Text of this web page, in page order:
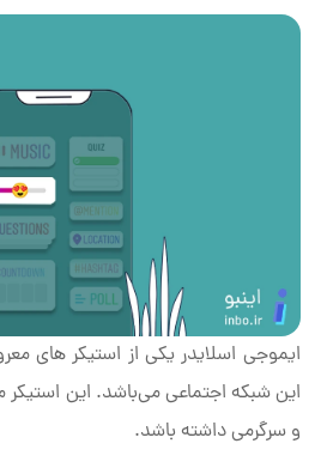
ایموجی اسلایدر یکی از استیکر های
این شبکه اجتماعی می‌باشد. این استیکر
و سرگرمی داشته باشد.